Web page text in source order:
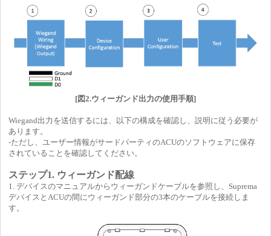
[図2.ウィーガンド出力の使用手順]
Wiegand出力を送信するには、以下の構成を確認し、説明に従う必要が
あります。
-ただし、ユーザー情報がサードパーティのACUのソフトウェアに保存
されていることを確認してください。
ステップ1. ウィーガンド配線
1. デバイスのマニュアルからウィーガンドケーブルを参照し、Suprema
デバイスとACUの間にウィーガンド部分の3本のケーブルを接続しま
す。